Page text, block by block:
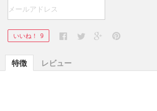
いいね！ 9
特徴 レビュー